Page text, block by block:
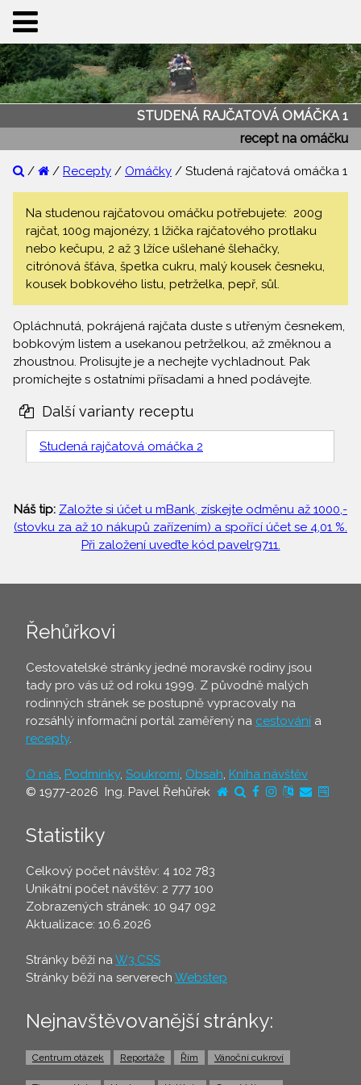
STUDENÁ RAJČATOVÁ OMÁČKA 1
recept na omáčku
/ / Recepty / Omáčky / Studená rajčatová omáčka 1
Na studenou rajčatovou omáčku potřebujete: 200g
rajčat, 100g majonézy, 1 lžička rajčatového protlaku
nebo kečupu, 2 až 3 lžíce ušlehané šlehačky,
citrónová šťáva, špetka cukru, malý kousek česneku,
kousek bobkového listu, petrželka, pepř, sůl.
Opláchnutá, pokrájená rajčata duste s utřeným česnekem,
bobkovým listem a usekanou petrželkou, až změknou a
zhoustnou. Prolisujte je a nechejte vychladnout. Pak
promíchejte s ostatními přísadami a hned podávejte.
Další varianty receptu
Studená rajčatová omáčka 2
Náš tip: Založte si účet u mBank, získejte odměnu až 1000,-
(stovku za až 10 nákupů zařízením) a spořící účet se 4,01 %.
Při založení uveďte kód pavelr9711.
Řehůřkovi
Cestovatelské stránky jedné moravské rodiny jsou
tady pro vás už od roku 1999. Z původně malých
rodinných stránek se postupně vypracovaly na
rozsáhlý informační portál zaměřený na cestování a
recepty.
O nás, Podmínky, Soukromí, Obsah, Kniha návštěv
© 1977-2026 Ing. Pavel Řehůřek
Statistiky
Celkový počet návštěv: 4 102 783
Unikátní počet návštěv: 2 777 100
Zobrazených stránek: 10 947 092
Aktualizace: 10.6.2026
Stránky běží naW3.CSS
Stránky běží na serverech Webstep
Nejnavštěvovanější stránky:
Centrum otázek Reportáže Řím Vánoční cukroví